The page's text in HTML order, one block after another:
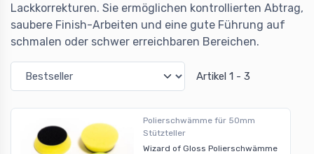
Lackkorrekturen. Sie ermöglichen kontrollierten Abtrag,
saubere Finish-Arbeiten und eine gute Führung auf
schmalen oder schwer erreichbaren Bereichen.
Artikel 1 - 3
Polierschwämme für 50mm
Stützteller
Wizard of Gloss Polierschwämme